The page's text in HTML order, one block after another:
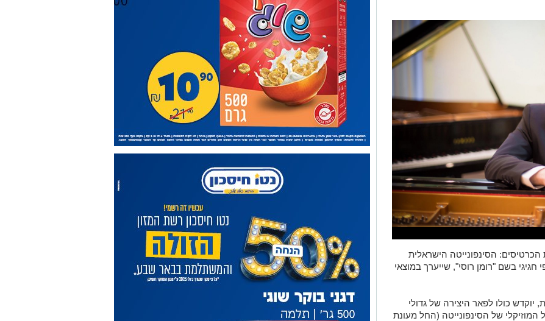
הסינפונייטה הישראלית
בשם "רומן רוסי", שייערך במוצאי
כולו לפאר היצירה של גדולי
המוזיקלי של הסינפונייטה (החל מעונת